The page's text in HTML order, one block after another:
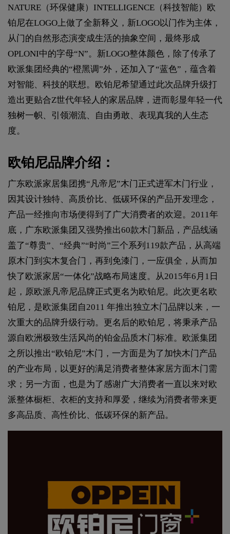
NATURE（环保健康）INTELLIGENCE（科技智能）欧
铂尼在LOGO上做了全新释义，新LOGO以门作为主体，
从门的自然形态演变成生活的抽象空间，最终形成
OPLONI中的字母“N”。新LOGO整体颜色，除了传承了
欧派集团经典的“橙黑调”外，还加入了“蓝色”，蕴含着
对智能、科技的联想。欧铂尼希望通过此次品牌升级打
造出更贴合Z世代年轻人的家居品牌，进而彰显年轻一代
独树一帜、引领潮流、自由勇敢、表现真我的人生态
度。
欧铂尼品牌介绍：
广东欧派家居集团携“凡帝尼”木门正式进军木门行业，
因其设计独特、高质价比、低碳环保的产品开发理念，
产品一经推向市场便得到了广大消费者的欢迎。2011年
底，广东欧派集团又强势推出60款木门新品，产品线涵
盖了“尊贵”、“经典”“时尚”三个系列119款产品，从高端
原木门到实木复合门，再到免漆门，一应俱全，从而加
快了欧派家居“一体化”战略布局速度。从2015年6月1日
起，原欧派凡帝尼品牌正式更名为欧铂尼。此次更名欧
铂尼，是欧派集团自2011 年推出独立木门品牌以来，一
次重大的品牌升级行动。更名后的欧铂尼，将秉承产品
源自欧洲极致生活风尚的铂金品质木门标准。欧派集团
之所以推出“欧铂尼”木门，一方面是为了加快木门产品
的产业布局，以更好的满足消费者整体家居方面木门需
求；另一方面，也是为了感谢广大消费者一直以来对欧
派整体橱柜、衣柜的支持和厚爱，继续为消费者带来更
多高品质、高性价比、低碳环保的新产品。